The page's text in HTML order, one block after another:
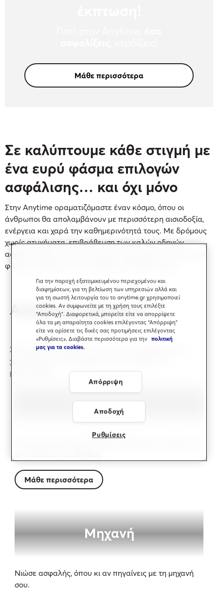
Μάθε περισσότερα
Σε καλύπτουμε κάθε στιγμή με
ένα ευρύ φάσμα επιλογών
ασφάλισης… και όχι μόνο
Στην Anytime οραματιζόμαστε έναν κόσμο, όπου οι
άνθρωποι θα απολαμβάνουν με περισσότερη αισιοδοξία,
ενέργεια και χαρά την καθημερινότητά τους. Με δρόμους
χωρίς ατυχήματα, επιβράβευση των καλών οδηγών,
ασφαλή αλλά και έξυπνα σπίτια, καλή υγεία και ένα ευρύ
φάσμα υπηρεσιών για καλύτερη ζωή κάθε στιγμή.
Ασφάλιση οχημάτων
Στην Anytime νιώθεις τη σιγουριά κι ασφάλεια που
χρειάζεσαι με όποιο όχημα κι αν επιλέγεις να
μετακινείσαι.
Αυτοκίνητο
Μάθε περισσότερα
Μηχανή
Νιώσε ασφαλής, όπου κι αν πηγαίνεις με τη μηχανή
σου.
Για την παροχή εξατομικευμένου περιεχομένου και
διαφημίσεων, για τη βελτίωση των υπηρεσιών αλλά και
για τη σωστή λειτουργία του το anytime.gr χρησιμοποιεί
cookies. Αν συμφωνείτε με τη χρήση τους επιλέξτε
“Αποδοχή”. Διαφορετικά, μπορείτε είτε να απορρίψετε
όλα τα μη απαραίτητα cookies επιλέγοντας “Απόρριψη”
είτε να ορίσετε τις δικές σας προτιμήσεις επιλέγοντας
«Ρυθμίσεις». Διαβάστε περισσότερα για την
πολιτική
μας για τα cookies.
Ρυθμίσεις
Απόρριψη
Αποδοχή